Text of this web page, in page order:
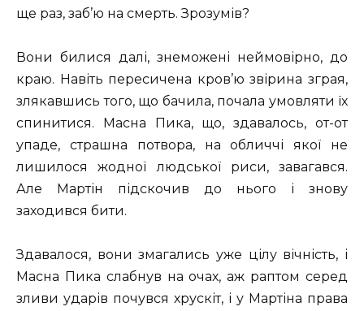
ще раз, заб’ю на смерть. Зрозумів?
Вони билися далі, знеможені неймовірно, до
краю. Навіть пересичена кров’ю звірина зграя,
злякавшись того, що бачила, почала умовляти їх
спинитися. Масна Пика, що, здавалось, от-от
упаде, страшна потвора, на обличчі якої не
лишилося жодної людської риси, завагався.
Але Мартін підскочив до нього і знову
заходився бити.
Здавалося, вони змагались уже цілу вічність, і
Масна Пика слабнув на очах, аж раптом серед
зливи ударів почувся хрускіт, і у Мартіна права